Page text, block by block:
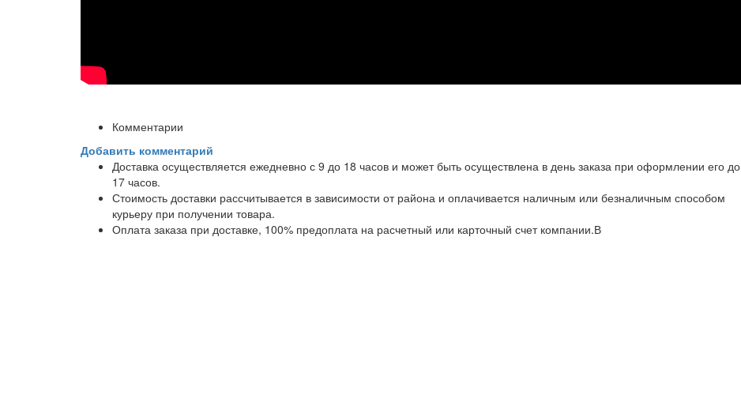
Комментарии
Добавить комментарий
Доставка осуществляется ежедневно с 9 до 18 часов и может быть осуществлена в день заказа при оформлении его до
17 часов.
Стоимость доставки рассчитывается в зависимости от района и оплачивается наличным или безналичным способом
курьеру при получении товара.
Оплата заказа при доставке, 100% предоплата на расчетный или карточный счет компании.В